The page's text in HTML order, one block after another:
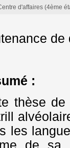
d'affaires (4ème
:
thèse de
les
de sa